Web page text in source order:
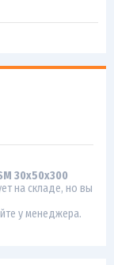
30х50х300
на складе, но вы
у менеджера.